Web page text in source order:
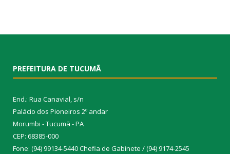
PREFEITURA DE TUCUMÃ
End.: Rua Canavial, s/n
Palácio dos Pioneiros 2º andar
Morumbi - Tucumã - PA
CEP: 68385-000
Fone: (94) 99134-5440 Chefia de Gabinete / (94) 9174-2545